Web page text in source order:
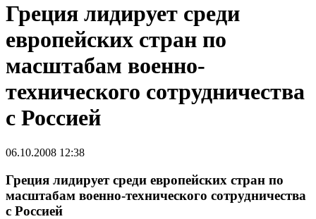
Греция лидирует среди
европейских стран по
масштабам военно-
технического сотрудничества
с Россией
06.10.2008 12:38
Греция лидирует среди европейских стран по
масштабам военно-технического сотрудничества
с Россией